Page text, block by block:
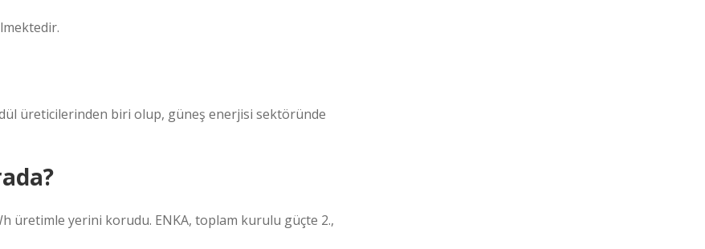
üreticilerinden biri olup, güneş enerjisi sektöründe
üretimle yerini korudu. ENKA, toplam kurulu güçte 2.,